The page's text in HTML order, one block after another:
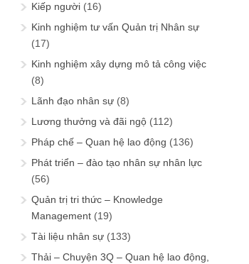
Kiếp người (16)
Kinh nghiệm tư vấn Quản trị Nhân sự
(17)
Kinh nghiệm xây dựng mô tả công việc
(8)
Lãnh đạo nhân sự (8)
Lương thưởng và đãi ngộ (112)
Pháp chế – Quan hệ lao động (136)
Phát triển – đào tạo nhân sự nhân lực
(56)
Quản trị tri thức – Knowledge
Management (19)
Tài liệu nhân sự (133)
Thải – Chuyện 3Q – Quan hệ lao động,